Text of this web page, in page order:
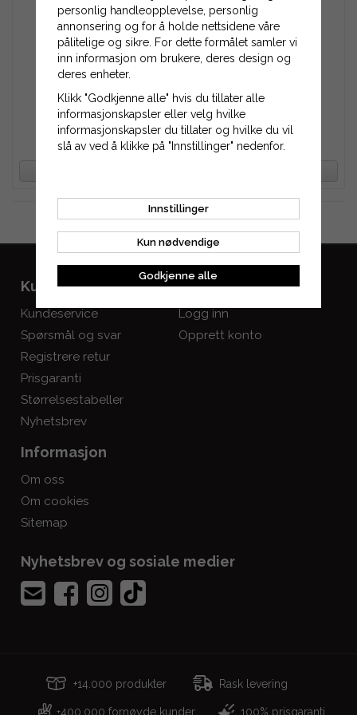
Vernebriller
38 kr 64 kr
Vernebriller
38 kr 64 kr
Fortsett til kassen
Kundeservice
Kundeservice
Spørsmål og svar
Registrere retur
Prisgaranti
Størrelsestabeller
Nyhetsbrev
Mine sider
Logg inn
Opprett konto
Informasjon
Om oss
Om cookies
Sitemap
Nyhetsbrev og sosiale medier
+14.000 produkter Rask levering
+400.000 fornøyde kunder 100% prisgaranti
personlig handleopplevelse, personlig
annonsering og for å holde nettsidene våre
pålitelige og sikre. For dette formålet samler vi
inn informasjon om brukere, deres design og
deres enheter.
Klikk "Godkjenne alle" hvis du tillater alle
informasjonskapsler eller velg hvilke
informasjonskapsler du tillater og hvilke du vil
slå av ved å klikke på "Innstillinger" nedenfor.
Innstillinger
Kun nødvendige
Godkjenne alle